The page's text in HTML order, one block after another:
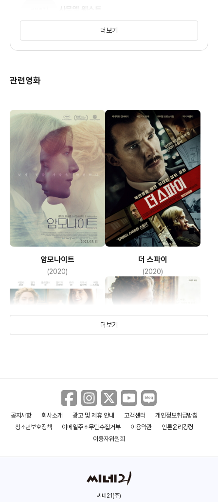
사무엘 웨스트
(제프리)
더보기
관련영화
암모나이트
(2020)
더 스파이
(2020)
작은 아씨들 갈매기
더보기
공지사항 회사소개 광고 및 제휴 안내 고객센터
개인정보취급방침
청소년보호정책
이메일주소무단수집거부 이용약관
언론윤리강령
이용자위원회
씨네21(주)